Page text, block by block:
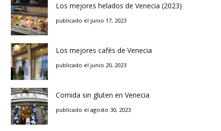
Los mejores helados de Venecia (2023)
publicado el junio 17, 2023
Los mejores cafés de Venecia
publicado el junio 20, 2023
Comida sin gluten en Venecia
publicado el agosto 30, 2023